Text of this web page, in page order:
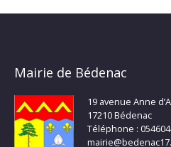
Mairie de Bédenac
19 avenue Anne
17210 Bédenac
Téléphone :